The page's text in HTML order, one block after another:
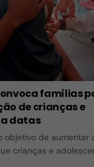
famílias
de crianças e
datas
objetivo de aumentar
crianças e